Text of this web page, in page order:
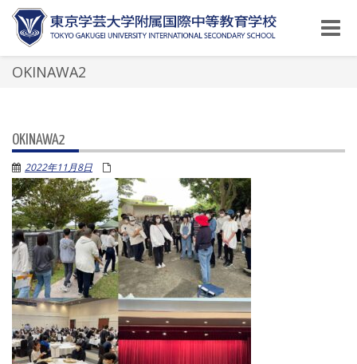
Toggle
OKINAWA2
OKINAWA2
2022年11月8日